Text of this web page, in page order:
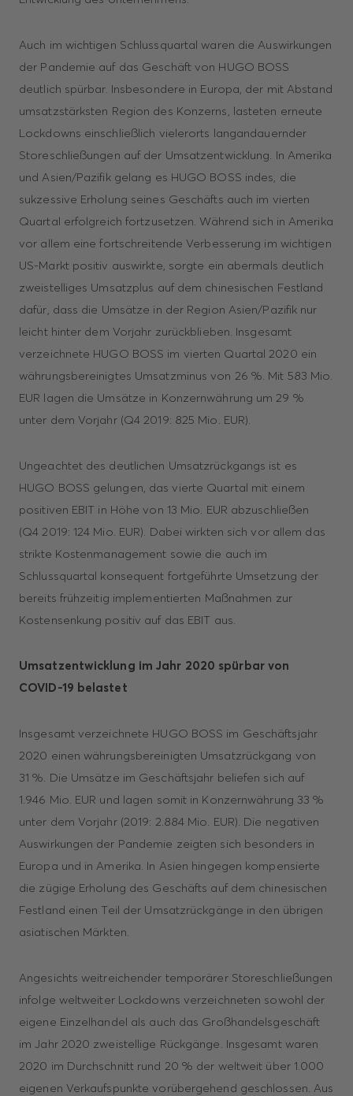
Auch im wichtigen Schlussquartal waren die Auswirkungen
der Pandemie auf das Geschäft von HUGO BOSS
deutlich spürbar. Insbesondere in Europa, der mit Abstand
umsatzstärksten Region des Konzerns, lasteten erneute
Lockdowns einschließlich vielerorts langandauernder
Storeschließungen auf der Umsatzentwicklung. In Amerika
und Asien/Pazifik gelang es HUGO BOSS indes, die
sukzessive Erholung seines Geschäfts auch im vierten
Quartal erfolgreich fortzusetzen. Während sich in Amerika
vor allem eine fortschreitende Verbesserung im wichtigen
US-Markt positiv auswirkte, sorgte ein abermals deutlich
zweistelliges Umsatzplus auf dem chinesischen Festland
dafür, dass die Umsätze in der Region Asien/Pazifik nur
leicht hinter dem Vorjahr zurück­blieben. Insgesamt
verzeichnete HUGO BOSS im vierten Quartal 2020 ein
währungs­bereinigtes Umsatzminus von 26 %. Mit 583 Mio.
EUR lagen die Umsätze in Konzern­währung um 29 %
unter dem Vorjahr (Q4 2019: 825 Mio. EUR).
Ungeachtet des deutlichen Umsatzrückgangs ist es
HUGO BOSS gelungen, das vierte Quartal mit einem
positiven EBIT in Höhe von 13 Mio. EUR abzuschließen
(Q4 2019: 124 Mio. EUR). Dabei wirkten sich vor allem das
strikte Kosten­management sowie die auch im
Schlussquartal konsequent fortgeführte Umsetzung der
bereits frühzeitig implementierten Maßnahmen zur
Kostensenkung positiv auf das EBIT aus.
Umsatzentwicklung im Jahr 2020 spürbar von
COVID-19 belastet
Insgesamt verzeichnete HUGO BOSS im Geschäftsjahr
2020 einen währungs­bereinigten Umsatzrückgang von
31 %. Die Umsätze im Geschäftsjahr beliefen sich auf
1.946 Mio. EUR und lagen somit in Konzernwährung 33 %
unter dem Vorjahr (2019: 2.884 Mio. EUR). Die negativen
Auswirkungen der Pandemie zeigten sich besonders in
Europa und in Amerika. In Asien hingegen kompensierte
die zügige Erholung des Geschäfts auf dem chinesischen
Festland einen Teil der Umsatz­rückgänge in den übrigen
asiatischen Märkten.
Angesichts weitreichender temporärer Storeschließungen
infolge weltweiter Lock­downs verzeichneten sowohl der
eigene Einzelhandel als auch das Großhandels­geschäft
im Jahr 2020 zweistellige Rückgänge. Insgesamt waren
2020 im Durch­schnitt rund 20 % der weltweit über 1.000
eigenen Verkaufspunkte vorübergehend geschlossen. Aus